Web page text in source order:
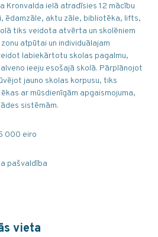
Kronvalda ielā atradīsies 12 mācību
ēdamzāle, aktu zāle, bibliotēka, lifts,
tiks veidota atvērta un skolēniem
atpūtai un individuālajam
labiekārtotu skolas pagalmu,
ieeju esošajā skolā. Pārplānojot
jauno skolas korpusu, tiks
ar mūsdienīgām apgaismojuma,
sistēmām.
000 eiro
pašvaldība
vieta